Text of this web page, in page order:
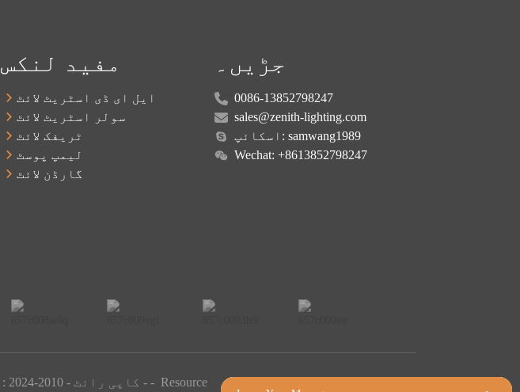
مفید لنکس
ایل ای ڈی اسٹریٹ لائٹ
سولر اسٹریٹ لائٹ
ٹریفک لائٹ
لیمپ پوسٹ
گارڈن لائٹ
جڑیں۔
0086-13852798247
sales@zenith-lighting.com
اسکائپ: samwang1989
Wechat: +8613852798247
© کاپی رائٹ - 2010-2024 : جملہ حقوق محفوظ ہیں۔ - - Resource